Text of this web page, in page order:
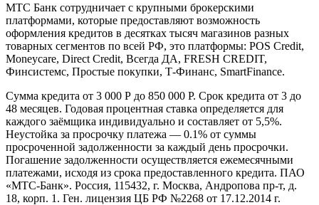
МТС Банк сотрудничает с крупными брокерскими
платформами, которые предоставляют возможность
оформления кредитов в десятках тысяч магазинов разных
товарных сегментов по всей РФ, это платформы: POS Credit,
Moneycare, Direct Credit, Всегда ДА, FRESH CREDIT,
Финсистемс, Простые покупки, Т-Финанс, SmartFinance.
Сумма кредита от 3 000 Р до 850 000 Р. Срок кредита от 3 до
48 месяцев. Годовая процентная ставка определяется для
каждого заёмщика индивидуально и составляет от 5,5%.
Неустойка за просрочку платежа — 0.1% от суммы
просроченной задолженности за каждый день просрочки.
Погашение задолженности осуществляется ежемесячными
платежами, исходя из срока предоставленного кредита. ПАО
«МТС-Банк». Россия, 115432, г. Москва, Андропова пр-т, д.
18, корп. 1. Ген. лицензия ЦБ РФ №2268 от 17.12.2014 г.